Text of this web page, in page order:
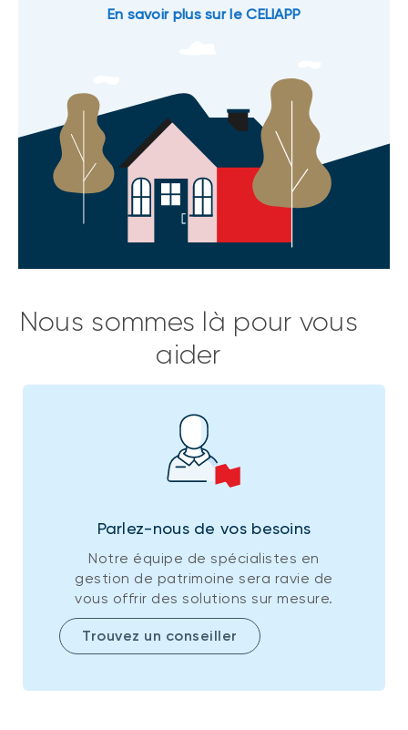
En savoir plus sur le CELIAPP
Nous sommes là pour vous
aider
Parlez-nous de vos besoins
Notre équipe de spécialistes en
gestion de patrimoine sera ravie de
vous offrir des solutions sur mesure.
Trouvez un conseiller